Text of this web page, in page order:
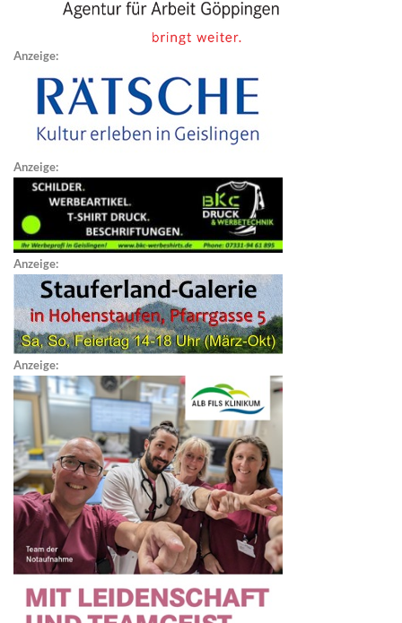
Anzeige:
Anzeige:
Anzeige:
Anzeige: